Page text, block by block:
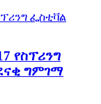
የስፕሪንግ
ግምገማ